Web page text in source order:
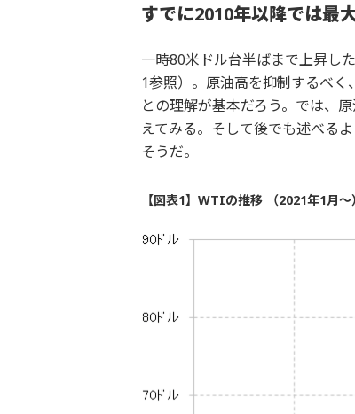
すでに2010年以降では最
一時80米ドル台半ばまで上昇し
1参照）。原油高を抑制するべ
との理解が基本だろう。では、
えてみる。そして後でも述べる
そうだ。
【図表1】WTIの推移 （2021年1月～）